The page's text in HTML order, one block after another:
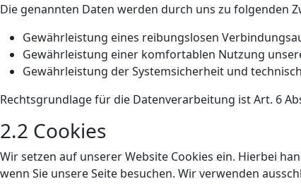
Die genannten Daten werden durch uns zu folgenden
Gewährleistung eines reibungslosen
Gewährleistung einer komfortablen Nutzung
Gewährleistung der Systemsicherheit und
Rechtsgrundlage für die Datenverarbeitung ist Art. 6
2.2 Cookies
Wir setzen auf unserer Website Cookies ein. Hierbei
wenn Sie unsere Seite besuchen. Wir verwenden